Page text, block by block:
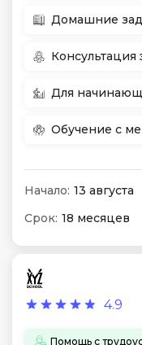
Домашние
Консультация
Для
Обучение с
Начало: 13 августа
Срок: 18 месяцев
4.9
Помощь с